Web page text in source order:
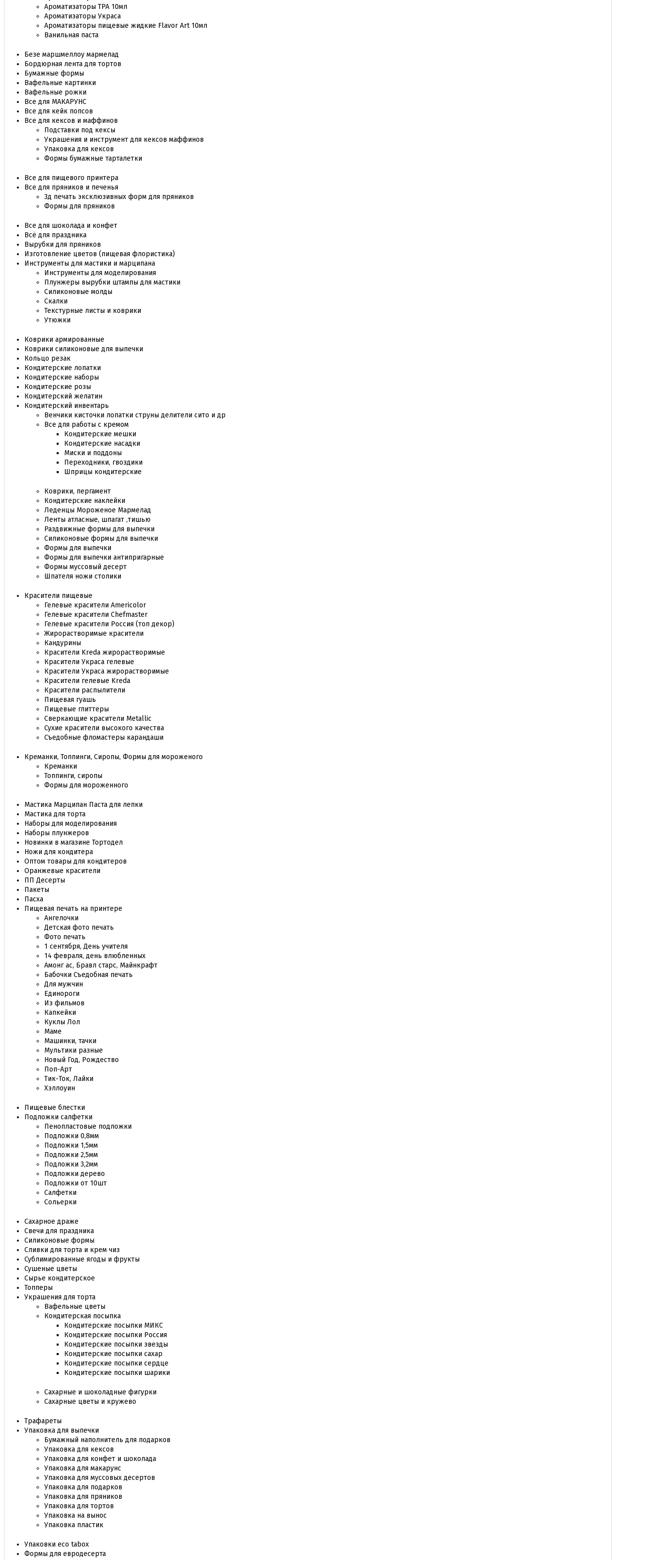
Ароматизаторы TPA 10мл
Ароматизаторы Украса
Ароматизаторы пищевые жидкие Flavor Art 10мл
Ванильная паста
Безе маршмеллоу мармелад
Бордюрная лента для тортов
Бумажные формы
Вафельные картинки
Вафельные рожки
Все для МАКАРУНС
Все для кейк попсов
Все для кексов и маффинов
Подставки под кексы
Украшения и инструмент для кексов маффинов
Упаковка для кексов
Формы бумажные тарталетки
Все для пищевого принтера
Все для пряников и печенья
3д печать эксклюзивных форм для пряников
Формы для пряников
Все для шоколада и конфет
Всё для праздника
Вырубки для пряников
Изготовление цветов (пищевая флористика)
Инструменты для мастики и марципана
Инструменты для моделирования
Плунжеры вырубки штампы для мастики
Силиконовые молды
Скалки
Текстурные листы и коврики
Утюжки
Коврики армированные
Коврики силиконовые для выпечки
Кольцо резак
Кондитерские лопатки
Кондитерские наборы
Кондитерские розы
Кондитерский желатин
Кондитерский инвентарь
Венчики кисточки лопатки струны делители сито и др
Все для работы с кремом
Кондитерские мешки
Кондитерские насадки
Миски и поддоны
Переходники, гвоздики
Шприцы кондитерские
Коврики, пергамент
Кондитерские наклейки
Леденцы Мороженое Мармелад
Ленты атласные, шпагат ,тишью
Раздвижные формы для выпечки
Силиконовые формы для выпечки
Формы для выпечки
Формы для выпечки антипригарные
Формы муссовый десерт
Шпателя ножи столики
Красители пищевые
Гелевые красители Americolor
Гелевые красители Chefmaster
Гелевые красители Россия (топ декор)
Жирорастворимые красители
Кандурины
Красители Kreda жирорастворимые
Красители Украса гелевые
Красители Украса жирорастворимые
Красители гелевые Kreda
Красители распылители
Пищевая гуашь
Пищевые глиттеры
Сверкающие красители Metallic
Сухие красители высокого качества
Съедобные фломастеры карандаши
Креманки, Топпинги, Сиропы, Формы для мороженого
Креманки
Топпинги, сиропы
Формы для мороженного
Мастика Марципан Паста для лепки
Мастика для торта
Наборы для моделирования
Наборы плунжеров
Новинки в магазине Тортодел
Ножи для кондитера
Оптом товары для кондитеров
Оранжевые красители
ПП Десерты
Пакеты
Пасха
Пищевая печать на принтере
Ангелочки
Детская фото печать
Фото печать
1 сентября, День учителя
14 февраля, день влюбленных
Амонг ас, Бравл старс, Майнкрафт
Бабочки Съедобная печать
Для мужчин
Единороги
Из фильмов
Капкейки
Куклы Лол
Маме
Машинки, тачки
Мультики разные
Новый Год, Рождество
Поп-Арт
Тик-Ток, Лайки
Хэллоуин
Пищевые блестки
Подложки салфетки
Пенопластовые подложки
Подложки 0,8мм
Подложки 1,5мм
Подложки 2,5мм
Подложки 3,2мм
Подложки дерево
Подложки от 10шт
Салфетки
Сольерки
Сахарное драже
Свечи для праздника
Силиконовые формы
Сливки для торта и крем чиз
Сублимированные ягоды и фрукты
Сушеные цветы
Сырье кондитерское
Топперы
Украшения для торта
Вафельные цветы
Кондитерская посыпка
Кондитерские посыпки МИКС
Кондитерские посыпки Россия
Кондитерские посыпки звезды
Кондитерские посыпки сахар
Кондитерские посыпки сердце
Кондитерские посыпки шарики
Сахарные и шоколадные фигурки
Сахарные цветы и кружево
Трафареты
Упаковка для выпечки
Бумажный наполнитель для подарков
Упаковка для кексов
Упаковка для конфет и шоколада
Упаковка для макарунс
Упаковка для муссовых десертов
Упаковка для подарков
Упаковка для пряников
Упаковка для тортов
Упаковка на вынос
Упаковка пластик
Упаковки eco tabox
Формы для евродесерта